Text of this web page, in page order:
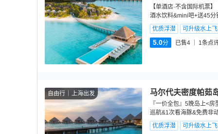
【单酒店·不含国际机票
酒水饮料&mini吧+送45分
优质浮潜
可升级水上
5.0分 已售4 1条点
自由行 上海出发 马尔代夫密度帕茹
『一价全包』5晚岛上<
巡航&1次看海豚&免费非
优质浮潜
可升级水上